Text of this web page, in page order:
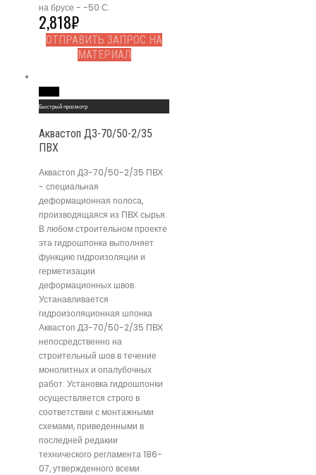
на брусе - -50 С.
2,818₽
ОТПРАВИТЬ ЗАПРОС НА
МАТЕРИАЛ
Быстрый просмотр
Аквастоп ДЗ-70/50-2/35
ПВХ
Аквастоп ДЗ-70/50-2/35 ПВХ
- специальная
деформационная полоса,
производящаяся из ПВХ сырья.
В любом строительном проекте
эта гидрошпонка выполняет
функцию гидроизоляции и
герметизации
деформационных швов.
Устанавливается
гидроизоляционная шпонка
Аквастоп ДЗ-70/50-2/35 ПВХ
непосредственно на
строительный шов в течение
монолитных и опалубочных
работ. Установка гидрошпонки
осуществляется строго в
соответствии с монтажными
схемами, приведенными в
последней редакии
технического регламента 186-
07, утвержденного всеми